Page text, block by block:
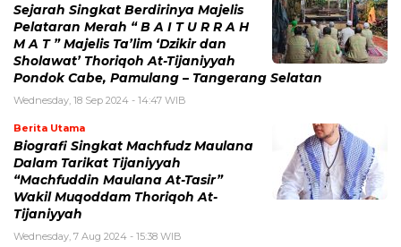
Sejarah Singkat Berdirinya Majelis
Pelataran Merah “ B A I T U R R A H
M A T ” Majelis Ta’lim ‘Dzikir dan
Sholawat’ Thoriqoh At-Tijaniyyah
Pondok Cabe, Pamulang – Tangerang Selatan
Wednesday, 18 Sep 2024 - 14:47 WIB
Berita Utama
Biografi Singkat Machfudz Maulana
Dalam Tarikat Tijaniyyah
“Machfuddin Maulana At-Tasir”
Wakil Muqoddam Thoriqoh At-
Tijaniyyah
Wednesday, 7 Aug 2024 - 15:38 WIB